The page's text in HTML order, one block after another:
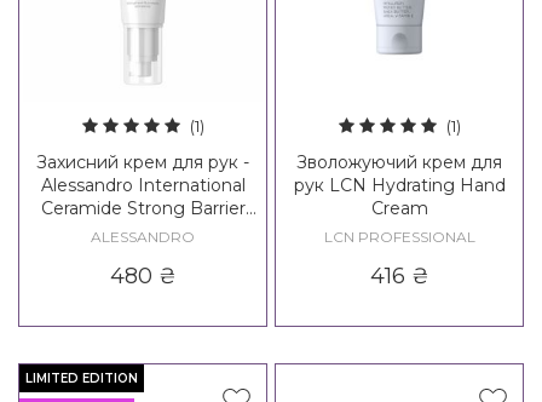
(1)
Захисний крем для рук -
Alessandro International
Ceramide Strong Barrier
Hand Cream
ALESSANDRO
480 ₴
(1)
Зволожуючий крем для
рук LCN Hydrating Hand
Cream
LCN PROFESSIONAL
416 ₴
LIMITED EDITION